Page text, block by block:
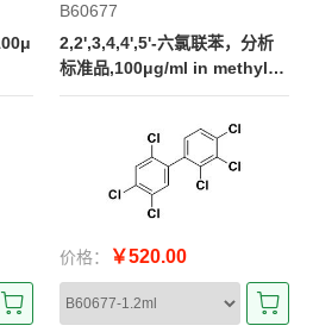
B60677
2,2',3,4,4',5'-六氯联苯，分析
标准品,100μg/ml in methylbe
nzene
价格： ￥520.00